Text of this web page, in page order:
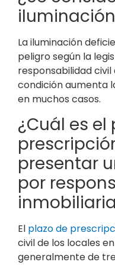
La iluminación
peligro según la
responsabilidad civil
condición aumenta
en muchos casos.
¿Cuál es el
presentar
por
El plazo de
civil de los locales
generalmente de